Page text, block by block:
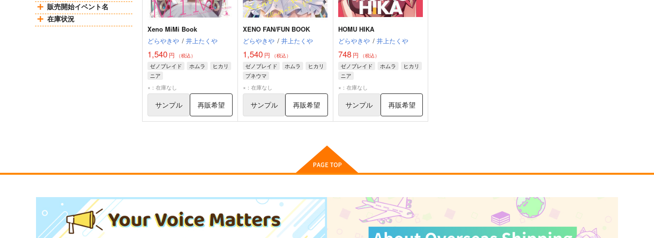
販売開始イベント名
在庫状況
Xeno MiMi Book
どらやきや / 井上たくや
1,540 円 （税込）
ゼノブレイド ホムラ
ヒカリ
ニア
×：在庫なし
サンプル 再販希望
XENO FAN/FUN BOOK
どらやきや / 井上たくや
1,540円 （税込）
ゼノブレイド ホムラ
ヒカリ
プネウマ
×：在庫なし
サンプル 再販希望
HOMU HIKA
どらやきや / 井上たくや
748円 （税込）
ゼノブレイド ホムラ
ヒカリ
ニア
×：在庫なし
サンプル 再販希望